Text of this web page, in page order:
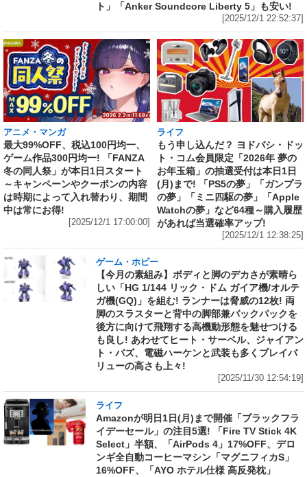
ト」「Anker Soundcore Liberty 5」も安い!
[2025/12/1 22:52:37]
アニメ・マンガ
最大99%OFF、税込100円均一、
ゲーム作品300円均一! 「FANZA
冬の同人祭」が本日1日スタート
～キャンペーンやクーポンの内容
は時期によって入れ替わり、期間
中は常にお得!
[2025/12/1 17:00:00]
ライフ
もう申し込んだ？ ヨドバシ・ドッ
ト・コム会員限定「2026年 夢の
お年玉箱」の抽選受付は本日1日
(月)まで! 「PS5の夢」「ガンプラ
の夢」「ミニ四駆の夢」「Apple
Watchの夢」など64種～購入履歴
があれば当選確率アップ!
[2025/12/1 12:38:25]
ゲーム・ホビー
【今月の素組み】ボディと脚のデカさが素晴ら
しい「HG 1/144 リック・ドム ガイア機/オルテ
ガ機(GQ)」を組む! ランナーは脅威の12枚! 両
脚のスラスターと背中の脚部兼バックパックを
後方に向けて飛翔する高機動形態を魅せつける
も良し! あわせてヒート・サーベル、ジャイアン
ト・バズ、電磁ハーケンと武装も多くプレイバ
リューの高さも上々!
[2025/11/30 12:54:19]
ライフ
Amazonが明日1日(月)まで開催「ブラックフラ
イデーセール」の注目5選! 「Fire TV Stick 4K
Select」半額、「AirPods 4」17%OFF、デロ
ンギ全自動コーヒーマシン「マグニフィカS」
16%OFF、「AYO ホテル仕様 高反発枕」